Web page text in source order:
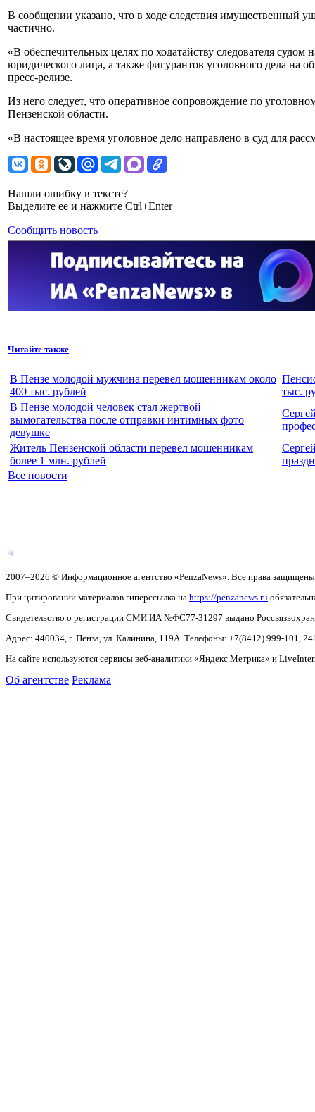
В сообщении указано, что в ходе следствия имущественный
частично.
«В обеспечительных целях по ходатайству следователя
юридического лица, а также фигурантов уголовного дела на
пресс-релизе.
Из него следует, что оперативное сопровождение по
Пензенской области.
«В настоящее время уголовное дело направлено в суд для
Нашли ошибку в тексте?
Выделите ее и нажмите Ctrl+Enter
Сообщить новость
Читайте также
В Пензе молодой мужчина перевел мошенникам около
400 тыс. рублей
тыс.
В Пензе молодой человек стал жертвой
вымогательства после отправки интимных фото
девушке
Житель Пензенской области перевел мошенникам
более 1 млн. рублей
Все новости
2007–2026 © Информационное агентство «PenzaNews». Все права
При цитировании материалов гиперссылка на https://penzanews.ru
Свидетельство о регистрации СМИ ИА №ФС77-31297 выдано
Адрес: 440034, г. Пенза, ул. Калинина, 119А. Телефоны: +7(8412) 999-101,
На сайте используются сервисы веб-аналитики «Яндекс.Метрика» и
Об агентстве Реклама